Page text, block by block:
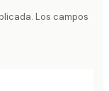
Los campos